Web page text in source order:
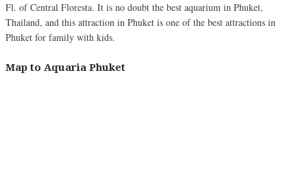
Fl. of Central Floresta. It is no doubt the best aquarium in Phuket,
Thailand, and this attraction in Phuket is one of the best attractions in
Phuket for family with kids.
Map to Aquaria Phuket